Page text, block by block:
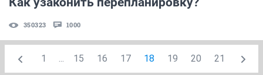
350323 1000
1 ... 15 16 17 18 19 20 21